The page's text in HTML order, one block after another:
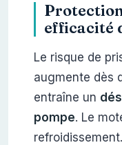
efficacité
Le risque de
augmente dès
entraîne un
pompe. Le
refroidissement.